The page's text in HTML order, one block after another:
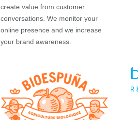
create value from customer
conversations. We monitor your
online presence and we increase
your brand awareness.